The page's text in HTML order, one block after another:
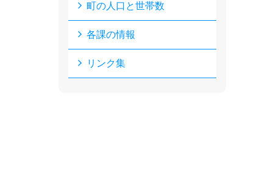
町の人口と世帯数
各課の情報
リンク集